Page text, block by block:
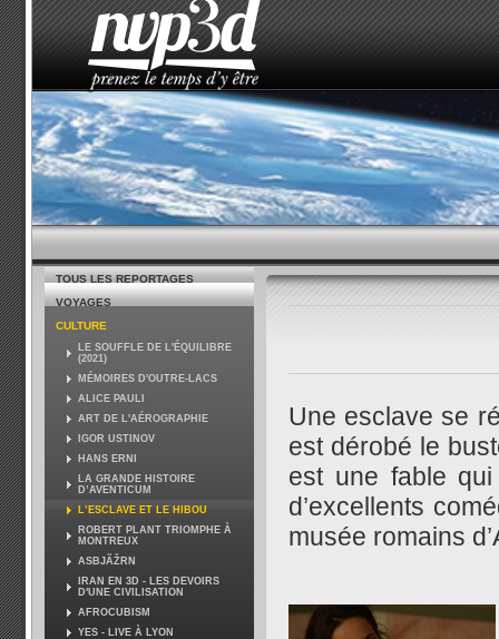
ACCUEIL LE STUDIO ACTUALITÉS
TOUS LES REPORTAGES
VOYAGES
CULTURE
LE SOUFFLE DE L'ÉQUILIBRE
(2021)
MÉMOIRES D'OUTRE-LACS
ALICE PAULI
ART DE L'AÉROGRAPHIE
IGOR USTINOV
HANS ERNI
LA GRANDE HISTOIRE
D’AVENTICUM
L’ESCLAVE ET LE HIBOU
ROBERT PLANT TRIOMPHE À
MONTREUX
ASBJÃŽRN
IRAN EN 3D - LES DEVOIRS
D'UNE CIVILISATION
AFROCUBISM
YES - LIVE À LYON
Une esclave se
est dérobé le
est une fable
d’excellents
musée romains